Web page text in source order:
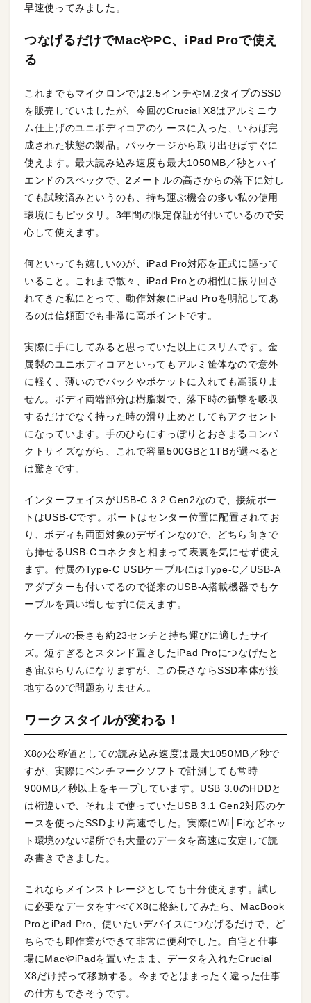
早速使ってみました。
つなげるだけでMacやPC、iPad Proで使え
る
これまでもマイクロンでは2.5インチやM.2タイプのSSD
を販売していましたが、今回のCrucial X8はアルミニウ
ム仕上げのユニボディコアのケースに入った、いわば完
成された状態の製品。パッケージから取り出せばすぐに
使えます。最大読み込み速度も最大1050MB／秒とハイ
エンドのスペックで、2メートルの高さからの落下に対し
ても試験済みというのも、持ち運ぶ機会の多い私の使用
環境にもピッタリ。3年間の限定保証が付いているので安
心して使えます。
何といっても嬉しいのが、iPad Pro対応を正式に謳って
いること。これまで散々、iPad Proとの相性に振り回さ
れてきた私にとって、動作対象にiPad Proを明記してあ
るのは信頼面でも非常に高ポイントです。
実際に手にしてみると思っていた以上にスリムです。金
属製のユニボディコアといってもアルミ筐体なので意外
に軽く、薄いのでバックやポケットに入れても嵩張りま
せん。ボディ両端部分は樹脂製で、落下時の衝撃を吸収
するだけでなく持った時の滑り止めとしてもアクセント
になっています。手のひらにすっぽりとおさまるコンパ
クトサイズながら、これで容量500GBと1TBが選べると
は驚きです。
インターフェイスがUSB-C 3.2 Gen2なので、接続ポー
トはUSB-Cです。ポートはセンター位置に配置されてお
り、ボディも両面対象のデザインなので、どちら向きで
も挿せるUSB-Cコネクタと相まって表裏を気にせず使え
ます。付属のType-C USBケーブルにはType-C／USB-A
アダプターも付いてるので従来のUSB-A搭載機器でもケ
ーブルを買い増しせずに使えます。
ケーブルの長さも約23センチと持ち運びに適したサイ
ズ。短すぎるとスタンド置きしたiPad Proにつなげたと
き宙ぶらりんになりますが、この長さならSSD本体が接
地するので問題ありません。
ワークスタイルが変わる！
X8の公称値としての読み込み速度は最大1050MB／秒で
すが、実際にベンチマークソフトで計測しても常時
900MB／秒以上をキープしています。USB 3.0のHDDと
は桁違いで、それまで使っていたUSB 3.1 Gen2対応のケ
ースを使ったSSDより高速でした。実際にWi│Fiなどネッ
ト環境のない場所でも大量のデータを高速に安定して読
み書きできました。
これならメインストレージとしても十分使えます。試し
に必要なデータをすべてX8に格納してみたら、MacBook
ProとiPad Pro、使いたいデバイスにつなげるだけで、ど
ちらでも即作業ができて非常に便利でした。自宅と仕事
場にMacやiPadを置いたまま、データを入れたCrucial
X8だけ持って移動する。今までとはまったく違った仕事
の仕方もできそうです。